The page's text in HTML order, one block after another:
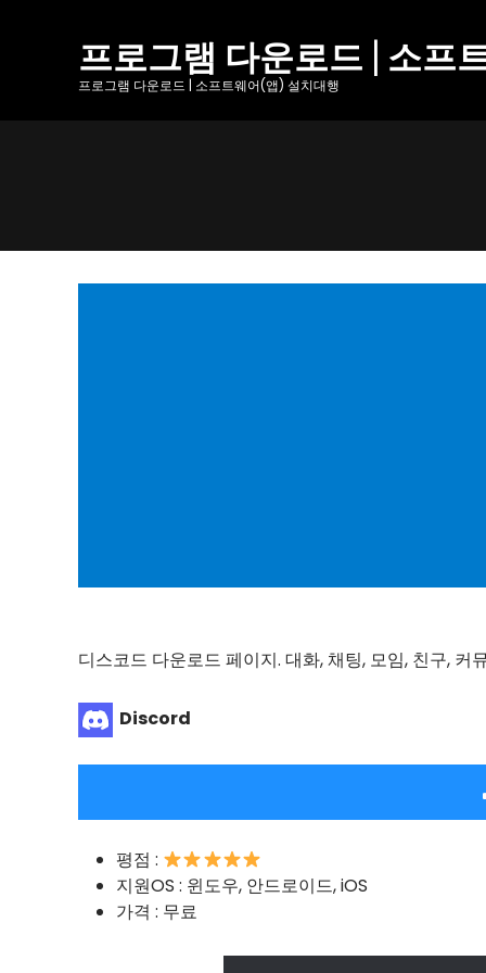
프로그램 다운로드 | 소프
프로그램 다운로드 | 소프트웨어(앱) 설치대행
디스코드 다운로드 페이지. 대화, 채팅, 모임, 친구, 커
Discord
평점 :
지원OS : 윈도우, 안드로이드, iOS
가격 : 무료